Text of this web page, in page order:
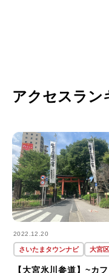
アクセスラン
2022.12.20
さいたまタウンナビ 大宮区
【大宮氷川参道】~カ